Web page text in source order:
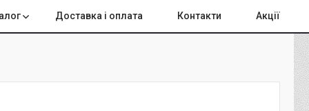
Доставка і оплата Контакти Акції